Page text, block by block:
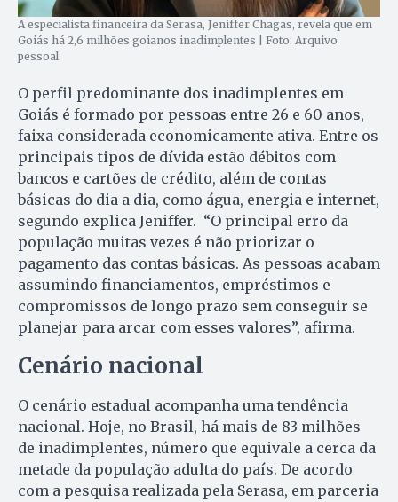
A especialista financeira da Serasa, Jeniffer Chagas, revela que em
Goiás há 2,6 milhões goianos inadimplentes | Foto: Arquivo
pessoal
O perfil predominante dos inadimplentes em
Goiás é formado por pessoas entre 26 e 60 anos,
faixa considerada economicamente ativa. Entre os
principais tipos de dívida estão débitos com
bancos e cartões de crédito, além de contas
básicas do dia a dia, como água, energia e internet,
segundo explica Jeniffer. “O principal erro da
população muitas vezes é não priorizar o
pagamento das contas básicas. As pessoas acabam
assumindo financiamentos, empréstimos e
compromissos de longo prazo sem conseguir se
planejar para arcar com esses valores”, afirma.
Cenário nacional
O cenário estadual acompanha uma tendência
nacional. Hoje, no Brasil, há mais de 83 milhões
de inadimplentes, número que equivale a cerca da
metade da população adulta do país. De acordo
com a pesquisa realizada pela Serasa, em parceria